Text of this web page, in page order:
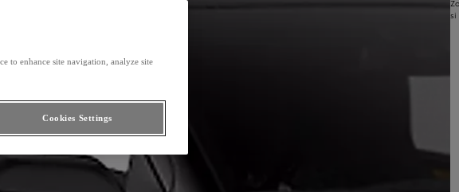
si
to enhance site navigation, analyze site
Cookies Settings